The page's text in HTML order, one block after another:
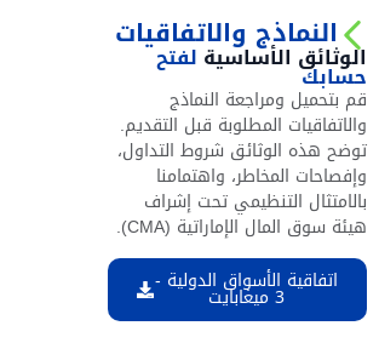
النماذج والاتفاقيات
الوثائق الأساسية لفتح
حسابك
قم بتحميل ومراجعة النماذج
والاتفاقيات المطلوبة قبل التقديم.
توضح هذه الوثائق شروط التداول،
وإفصاحات المخاطر، واهتمامنا
بالامتثال التنظيمي تحت إشراف
هيئة سوق المال الإماراتية (CMA).
اتفاقية الأسواق الدولية -
3 ميغابايت